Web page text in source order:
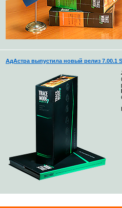
АдАстра выпустила новый релиз 7.00.1